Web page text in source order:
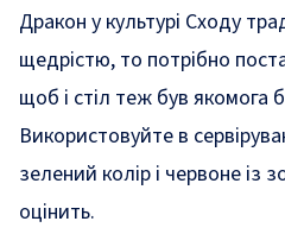
Дракон у культурі Сходу
щедрістю, то потрібно
щоб і стіл теж був якомога
Використовуйте в
зелений колір і червоне із
оцінить.